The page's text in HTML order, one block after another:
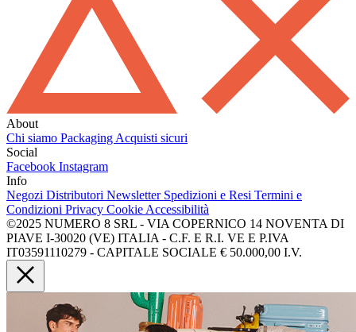
About
Chi siamo Packaging Acquisti sicuri
Social
Facebook Instagram
Info
Negozi Distributori Newsletter Spedizioni e Resi Termini e
Condizioni Privacy Cookie Accessibilità
©2025 NUMERO 8 SRL - VIA COPERNICO 14 NOVENTA DI
PIAVE I-30020 (VE) ITALIA - C.F. E R.I. VE E P.IVA
IT03591110279 - CAPITALE SOCIALE € 50.000,00 I.V.